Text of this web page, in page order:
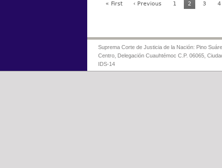
« First ‹ Previous 1 2 3 4
Suprema Corte de Justicia de la Nación: Pino
Centro, Delegación Cuauhtémoc C.P. 06065,
IDS-14